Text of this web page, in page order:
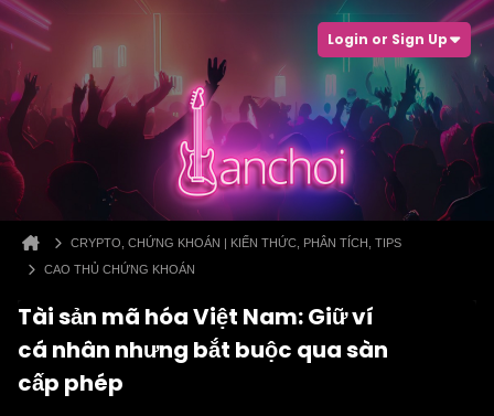
Login or Sign Up
CRYPTO, CHỨNG KHOÁN | KIẾN THỨC, PHÂN TÍCH, TIPS
CAO THỦ CHỨNG KHOÁN
Tài sản mã hóa Việt Nam: Giữ ví
cá nhân nhưng bắt buộc qua sàn
cấp phép